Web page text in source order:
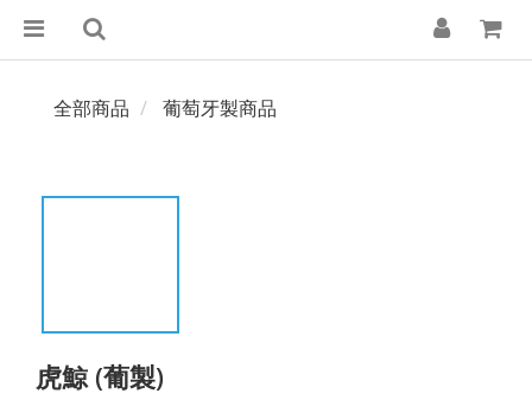
全部商品 葡萄牙製商品
虎鯨 (葡製)